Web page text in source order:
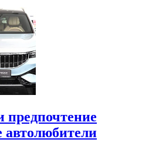
предпочтение
автолюбители